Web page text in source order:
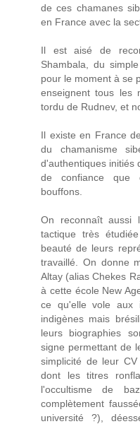
de ces chamanes
en France avec la
Il est aisé de
Shambala, du
pour le moment à se
enseignent tous les
tordu de Rudnev, et
Il existe en France
du chamanisme
d'authentiques initiés
de confiance que
bouffons.
On reconnaît aussi
tactique très
beauté de leurs
travaillé. On donne
Altay (alias Chekes
à cette école New
ce qu'elle vole aux
indigènes mais
leurs biographies
signe permettant de
simplicité de leur
dont les titres
l'occultisme de
complètement
université ?),